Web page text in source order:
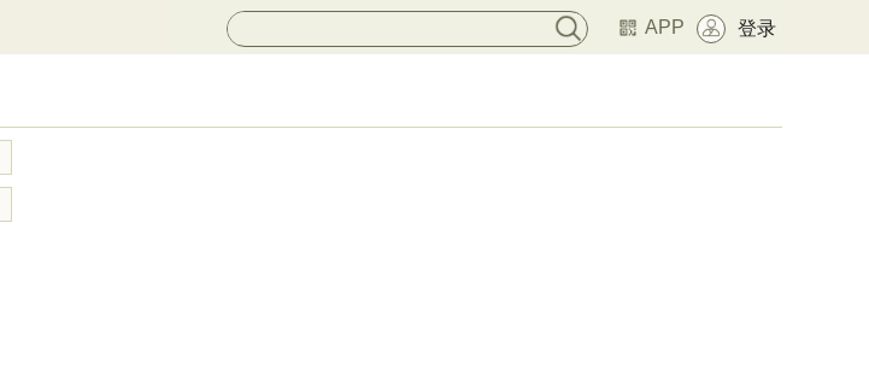
APP 登录